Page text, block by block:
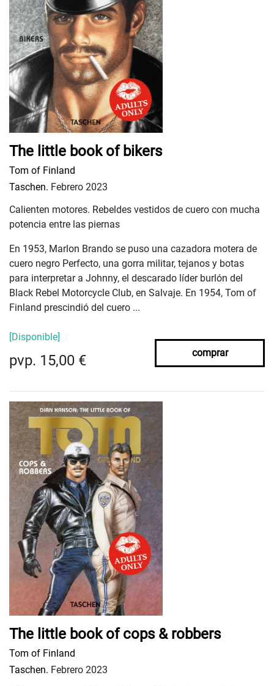
The little book of bikers
Tom of Finland
Taschen. Febrero 2023
Calienten motores. Rebeldes vestidos de cuero con mucha
potencia entre las piernas
En 1953, Marlon Brando se puso una cazadora motera de
cuero negro Perfecto, una gorra militar, tejanos y botas
para interpretar a Johnny, el descarado líder burlón del
Black Rebel Motorcycle Club, en Salvaje. En 1954, Tom of
Finland prescindió del cuero ...
[Disponible]
pvp. 15,00 € comprar
The little book of cops & robbers
Tom of Finland
Taschen. Febrero 2023